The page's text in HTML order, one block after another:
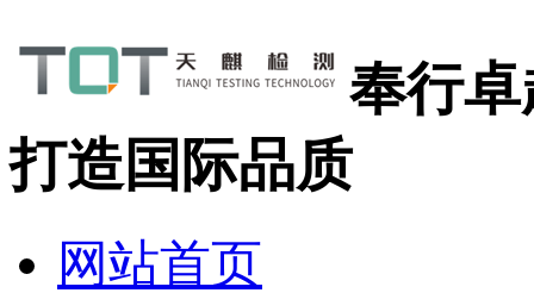
奉行
打造国际品质
网站首页